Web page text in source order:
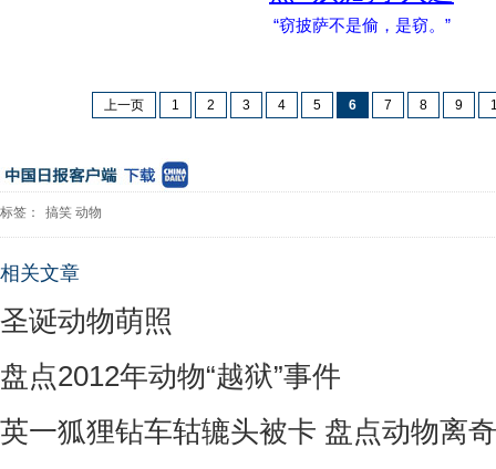
“窃披萨不是偷，是窃。”
上一页 1 2 3 4 5 6 7 8 9
标签： 搞笑 动物
相关文章
圣诞动物萌照
盘点2012年动物“越狱”事件
英一狐狸钻车轱辘头被卡 盘点动物离